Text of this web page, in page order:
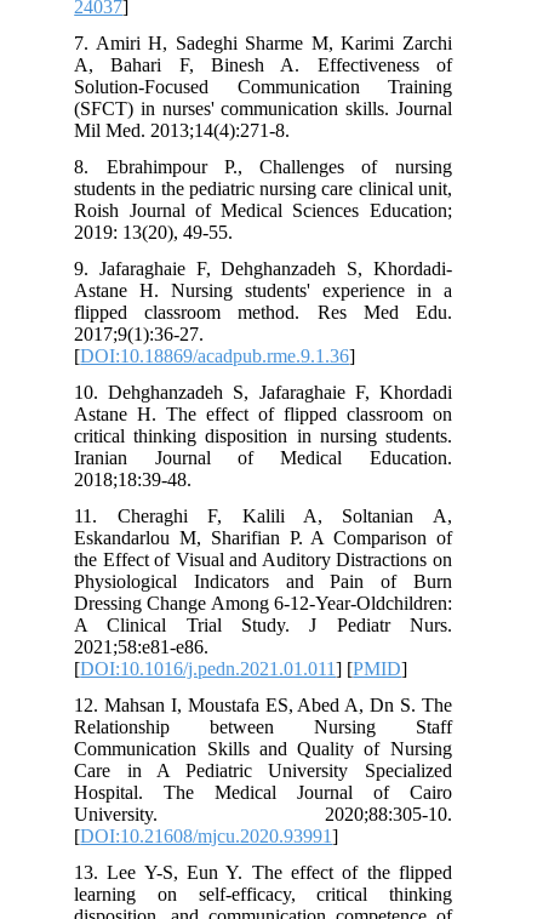
7. Amiri H, Sadeghi Sharme M,
A, Bahari F, Binesh A.
Solution-Focused Communication
(SFCT) in nurses' communication
Mil Med. 2013;14(4):271-8.
8. Ebrahimpour P., Challenges of
students in the pediatric nursing care
Roish Journal of Medical Sciences
2019: 13(20), 49-55.
9. Jafaraghaie F, Dehghanzadeh S,
Astane H. Nursing students'
flipped classroom method. Res
[DOI:10.18869/acadpub.rme.9.1.36
10. Dehghanzadeh S, Jafaraghaie F,
Astane H. The effect of flipped
critical thinking disposition in nursing
Iranian Journal of Medical
11. Cheraghi F, Kalili A,
Eskandarlou M, Sharifian P. A
the Effect of Visual and Auditory
Physiological Indicators and Pain
Dressing Change Among 6-12-Year-
A Clinical Trial Study. J
[DOI:10.1016/j.pedn.2021.01.011
12. Mahsan I, Moustafa ES, Abed A,
Relationship between
Communication Skills and Quality of
Care in A Pediatric University
Hospital. The Medical Journal
University.
[DOI:10.21608/mjcu.2020.93991
13. Lee Y-S, Eun Y. The effect of
learning on self-efficacy, critical